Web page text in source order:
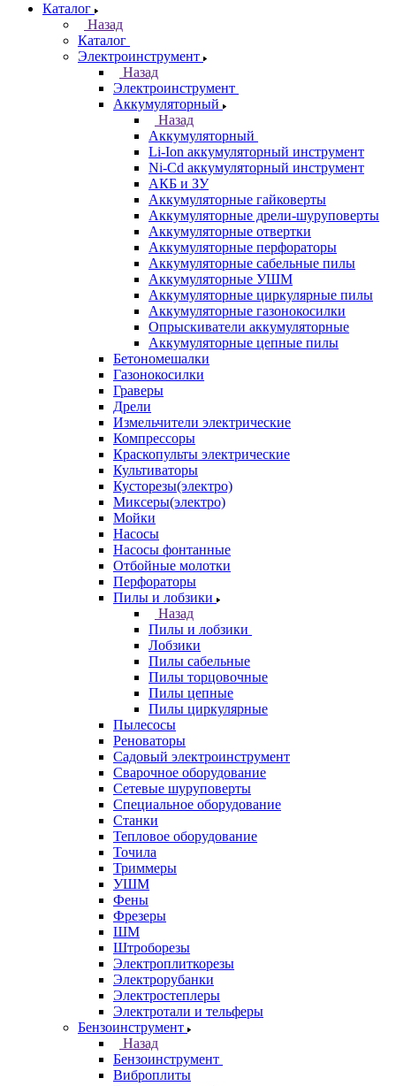
Каталог
Назад
Каталог
Электроинструмент
Назад
Электроинструмент
Аккумуляторный
Назад
Аккумуляторный
Li-Ion аккумуляторный инструмент
Ni-Cd аккумуляторный инструмент
АКБ и ЗУ
Аккумуляторные гайковерты
Аккумуляторные дрели-шуруповерты
Аккумуляторные отвертки
Аккумуляторные перфораторы
Аккумуляторные сабельные пилы
Аккумуляторные УШМ
Аккумуляторные циркулярные пилы
Аккумуляторные газонокосилки
Опрыскиватели аккумуляторные
Аккумуляторные цепные пилы
Бетономешалки
Газонокосилки
Граверы
Дрели
Измельчители электрические
Компрессоры
Краскопульты электрические
Культиваторы
Кусторезы(электро)
Миксеры(электро)
Мойки
Насосы
Насосы фонтанные
Отбойные молотки
Перфораторы
Пилы и лобзики
Назад
Пилы и лобзики
Лобзики
Пилы сабельные
Пилы торцовочные
Пилы цепные
Пилы циркулярные
Пылесосы
Реноваторы
Садовый электроинструмент
Сварочное оборудование
Сетевые шуруповерты
Специальное оборудование
Станки
Тепловое оборудование
Точила
Триммеры
УШМ
Фены
Фрезеры
ШМ
Штроборезы
Электроплиткорезы
Электрорубанки
Электростеплеры
Электротали и тельферы
Бензоинструмент
Назад
Бензоинструмент
Виброплиты